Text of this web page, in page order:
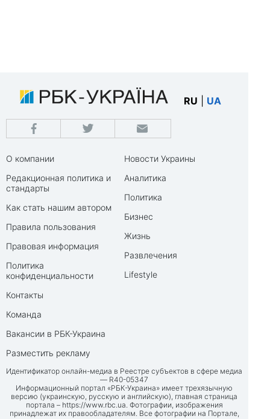
RU UA
О компании
Редакционная политика и
стандарты
Как стать нашим автором
Правила пользования
Правовая информация
Политика
конфиденциальности
Контакты
Команда
Вакансии в РБК-Украина
Разместить рекламу
Новости Украины
Аналитика
Политика
Бизнес
Жизнь
Развлечения
Lifestyle
Идентификатор онлайн-медиа в Реестре субъектов в сфере медиа
— R40-05347
Информационный портал «РБК-Украина» имеет трехязычную
версию (украинскую, русскую и английскую), главная страница
портала – https://www.rbc.ua. Фотографии, изображения
принадлежат их правообладателям. Все фотографии на Портале,